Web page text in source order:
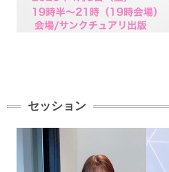
セッション